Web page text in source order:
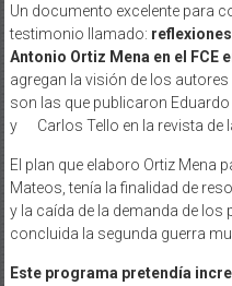
Un documento excelente para
testimonio llamado:
Antonio Ortiz Mena en el FCE
agregan la visión de los
son las que publicaron
y Carlos Tello en la revista de
El plan que elaboro Ortiz Mena
Mateos, tenía la finalidad de
y la caída de la demanda de
concluida la segunda guerra
Este programa pretendía